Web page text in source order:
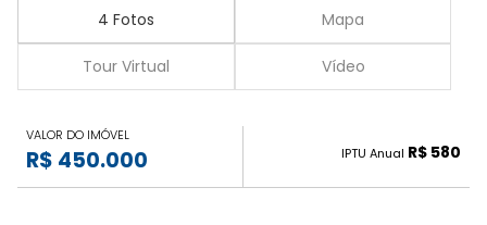
4 Fotos Mapa
Tour Virtual Vídeo
VALOR DO IMÓVEL
R$ 450.000 IPTU Anual R$ 580